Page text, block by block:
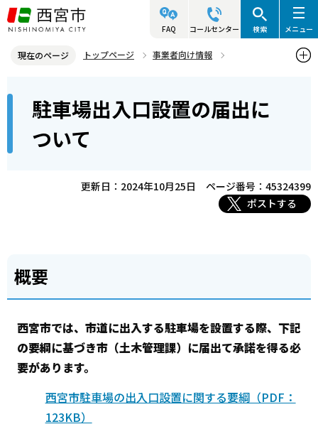
こ
の
ジ
頭
FAQ コールセンター 検索 メニュー
現在のページ トップページ
事業者向け情報
駐車場出入口設置の届出について
駐車場出入口設置の届出に
ついて
更新日：2024年10月25日
ページ番号：45324399
ポストする
概要
西宮市では、市道に出入する駐車場を設置する際、下記
の要綱に基づき市（土木管理課）に届出て承諾を得る必
要があります。
西宮市駐車場の出入口設置に関する要綱（PDF：
123KB）